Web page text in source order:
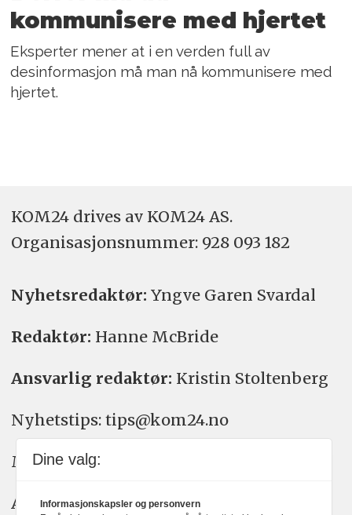
kommunisere med hjertet
Eksperter mener at i en verden full av
desinformasjon må man nå kommunisere med
hjertet.
KOM24 drives av KOM24 AS.
Organisasjons­nummer: 928 093 182
Nyhetsredaktør: Yngve Garen Svardal
Redaktør: Hanne McBride
Ansvarlig redaktør: Kristin Stoltenberg
Nyhetstips: tips@kom24.no
Meninger: meninger@kom24.no
Annonse: annonse@watchmedia.no
Dine valg:
Informasjonskapsler og personvern